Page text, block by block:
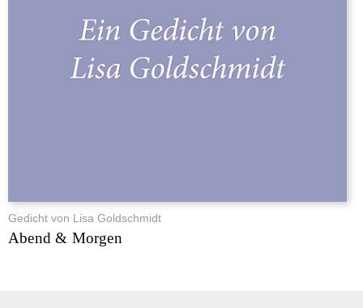
Gedicht von Lisa Goldschmidt
Abend & Morgen